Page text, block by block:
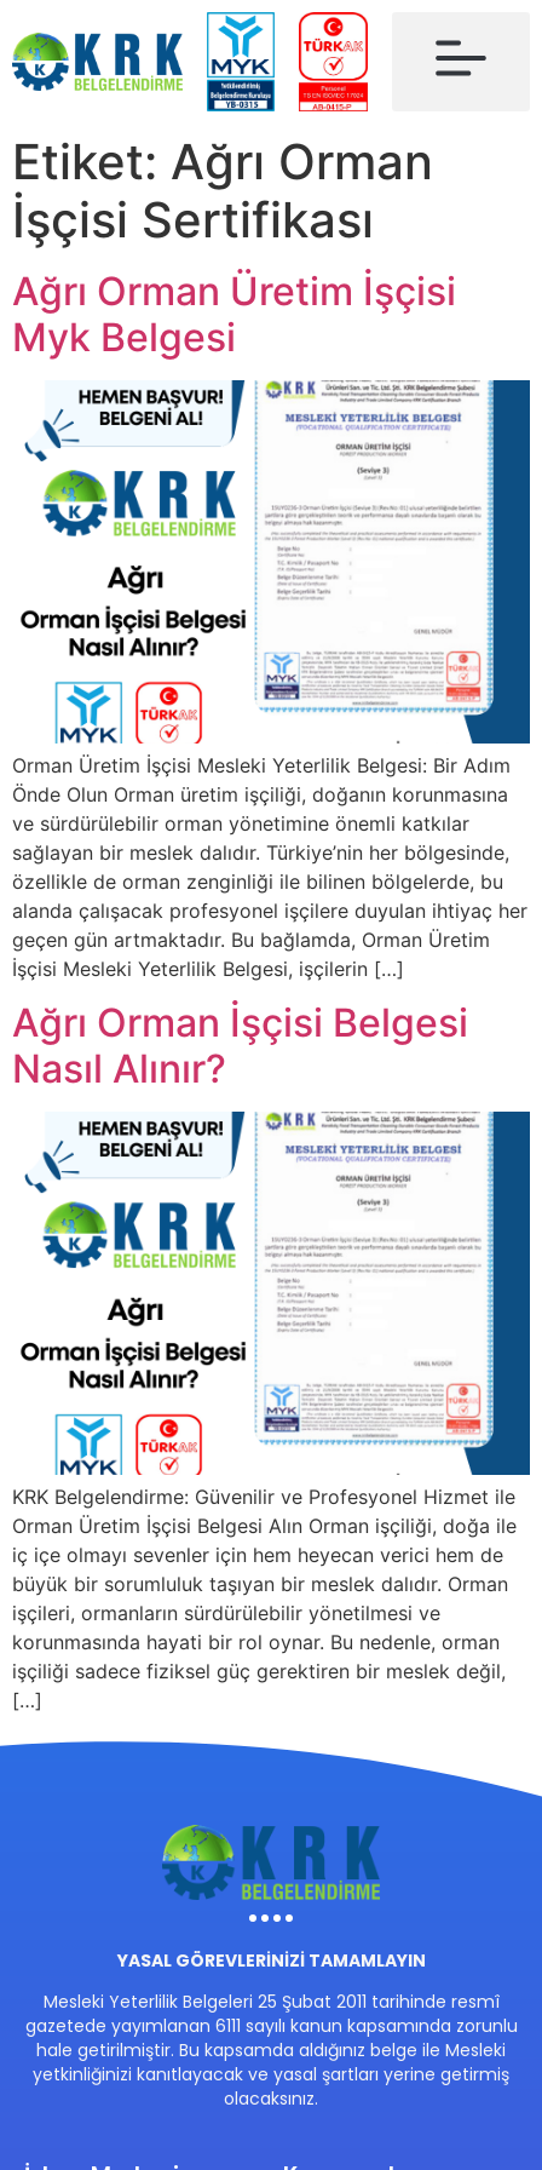
Etiket: Ağrı Orman
İşçisi Sertifikası
Ağrı Orman Üretim İşçisi
Myk Belgesi
Orman Üretim İşçisi Mesleki Yeterlilik Belgesi: Bir Adım
Önde Olun Orman üretim işçiliği, doğanın korunmasına
ve sürdürülebilir orman yönetimine önemli katkılar
sağlayan bir meslek dalıdır. Türkiye’nin her bölgesinde,
özellikle de orman zenginliği ile bilinen bölgelerde, bu
alanda çalışacak profesyonel işçilere duyulan ihtiyaç her
geçen gün artmaktadır. Bu bağlamda, Orman Üretim
İşçisi Mesleki Yeterlilik Belgesi, işçilerin […]
Ağrı Orman İşçisi Belgesi
Nasıl Alınır?
KRK Belgelendirme: Güvenilir ve Profesyonel Hizmet ile
Orman Üretim İşçisi Belgesi Alın Orman işçiliği, doğa ile
iç içe olmayı sevenler için hem heyecan verici hem de
büyük bir sorumluluk taşıyan bir meslek dalıdır. Orman
işçileri, ormanların sürdürülebilir yönetilmesi ve
korunmasında hayati bir rol oynar. Bu nedenle, orman
işçiliği sadece fiziksel güç gerektiren bir meslek değil,
[…]
YASAL GÖREVLERİNİZİ TAMAMLAYIN
Mesleki Yeterlilik Belgeleri 25 Şubat 2011 tarihinde resmî
gazetede yayımlanan 6111 sayılı kanun kapsamında zorunlu
hale getirilmiştir. Bu kapsamda aldığınız belge ile Mesleki
yetkinliğinizi kanıtlayacak ve yasal şartları yerine getirmiş
olacaksınız.